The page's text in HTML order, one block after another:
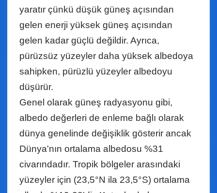
yaratır çünkü düşük güneş açısından
gelen enerji yüksek güneş açısından
gelen kadar güçlü değildir. Ayrıca,
pürüzsüz yüzeyler daha yüksek albedoya
sahipken, pürüzlü yüzeyler albedoyu
düşürür.
Genel olarak güneş radyasyonu gibi,
albedo değerleri de enleme bağlı olarak
dünya genelinde değişiklik gösterir ancak
Dünya'nın ortalama albedosu %31
civarındadır. Tropik bölgeler arasındaki
yüzeyler için (23,5°N ila 23,5°S) ortalama